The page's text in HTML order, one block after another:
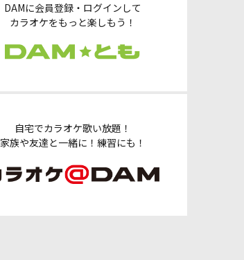
DAMに会員登録・ログインして
カラオケをもっと楽しもう！
自宅でカラオケ歌い放題！
家族や友達と一緒に！練習にも！